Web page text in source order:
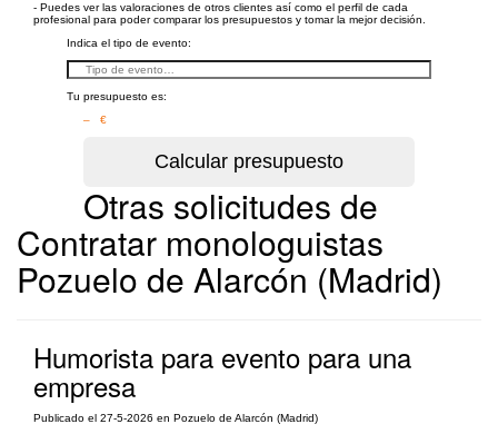
- Puedes ver las valoraciones de otros clientes así como el perfil de cada
profesional para poder comparar los presupuestos y tomar la mejor decisión.
Indica el tipo de evento:
Tu presupuesto es:
– €
Otras solicitudes de
Contratar monologuistas
Pozuelo de Alarcón (Madrid)
Humorista para evento para una
empresa
Publicado el 27-5-2026 en Pozuelo de Alarcón (Madrid)